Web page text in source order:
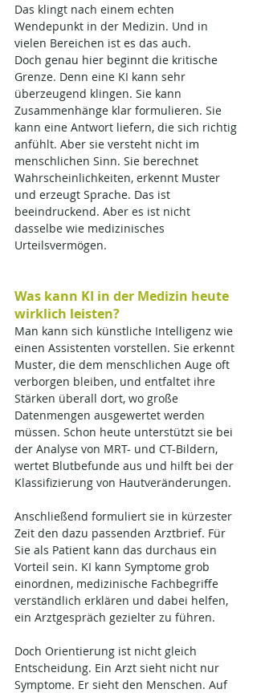
Das klingt nach einem echten
Wendepunkt in der Medizin. Und in
vielen Bereichen ist es das auch.
Doch genau hier beginnt die kritische
Grenze. Denn eine KI kann sehr
überzeugend klingen. Sie kann
Zusammenhänge klar formulieren. Sie
kann eine Antwort liefern, die sich richtig
anfühlt. Aber sie versteht nicht im
menschlichen Sinn. Sie berechnet
Wahrscheinlichkeiten, erkennt Muster
und erzeugt Sprache. Das ist
beeindruckend. Aber es ist nicht
dasselbe wie medizinisches
Urteilsvermögen.
Was kann KI in der Medizin heute
wirklich leisten?
Man kann sich künstliche Intelligenz wie
einen Assistenten vorstellen. Sie erkennt
Muster, die dem menschlichen Auge oft
verborgen bleiben, und entfaltet ihre
Stärken überall dort, wo große
Datenmengen ausgewertet werden
müssen. Schon heute unterstützt sie bei
der Analyse von MRT- und CT-Bildern,
wertet Blutbefunde aus und hilft bei der
Klassifizierung von Hautveränderungen.
Anschließend formuliert sie in kürzester
Zeit den dazu passenden Arztbrief. Für
Sie als Patient kann das durchaus ein
Vorteil sein. KI kann Symptome grob
einordnen, medizinische Fachbegriffe
verständlich erklären und dabei helfen,
ein Arztgespräch gezielter zu führen.
Doch Orientierung ist nicht gleich
Entscheidung. Ein Arzt sieht nicht nur
Symptome. Er sieht den Menschen. Auf